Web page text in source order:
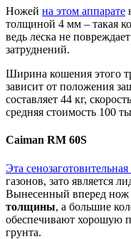
Ножей на этом аппарате
толщиной 4 мм – такая
ведь леска не
затруднений.
Ширина кошения этого
зависит от положения
составляет 44 кг,
средняя стоимость 100
Caiman RM 60S
Эта
газонов, зато является
Вынесенный вперед нож
толщины, а большие
обеспечивают хорошую
грунта.